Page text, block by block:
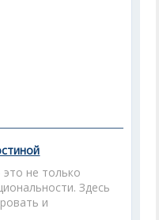
не только
Здесь
и